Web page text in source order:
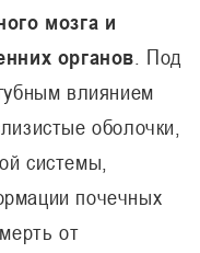
мозга и
органов . Под
влиянием
оболочки,
системы,
почечных
от